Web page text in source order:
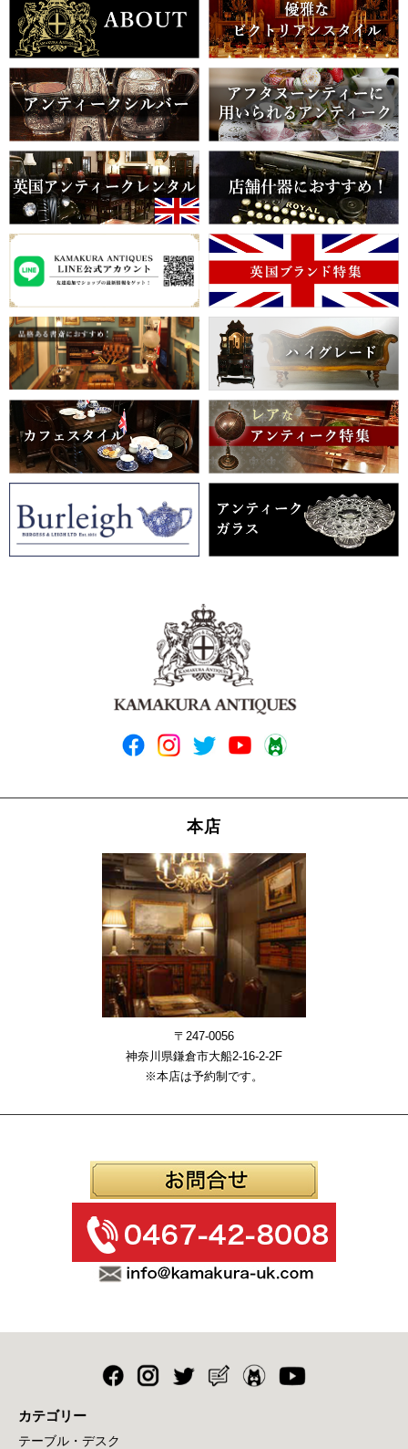
本店
〒247-0056
神奈川県鎌倉市大船2-16-2-2F
※本店は予約制です。
カテゴリー
テーブル・デスク